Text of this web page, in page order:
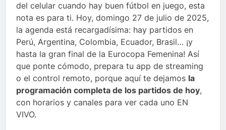
del celular cuando hay buen fútbol en juego, esta
nota es para ti. Hoy, domingo 27 de julio de 2025,
la agenda está recargadísima: hay partidos en
Perú, Argentina, Colombia, Ecuador, Brasil… ¡y
hasta la gran final de la Eurocopa Femenina! Así
que ponte cómodo, prepara tu app de streaming
o el control remoto, porque aquí te dejamos la
programación completa de los partidos de hoy,
con horarios y canales para ver cada uno EN
VIVO.